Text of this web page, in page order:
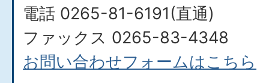
電話 0265-81-6191(直通)
ファックス 0265-83-4348
お問い合わせフォームはこちら